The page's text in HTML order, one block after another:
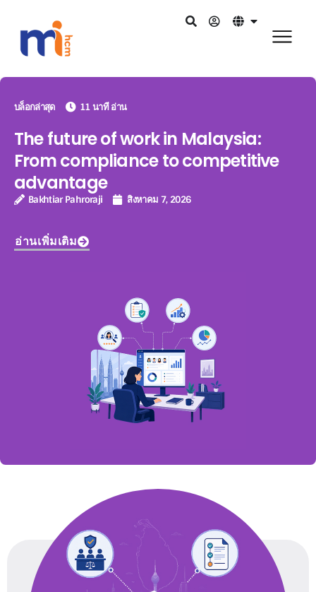
บล็อกล่าสุด 11 นาที อ่าน
The future of work in Malaysia:
From compliance to competitive
advantage
Bakhtiar Pahroraji สิงหาคม 7, 2026
อ่านเพิ่มเติม